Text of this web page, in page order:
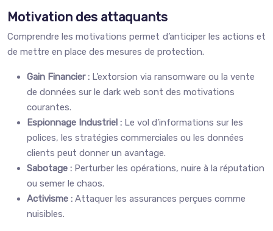
Motivation des attaquants
Comprendre les motivations permet d’anticiper les actions et
de mettre en place des mesures de protection.
Gain Financier : L’extorsion via ransomware ou la vente
de données sur le dark web sont des motivations
courantes.
Espionnage Industriel : Le vol d’informations sur les
polices, les stratégies commerciales ou les données
clients peut donner un avantage.
Sabotage : Perturber les opérations, nuire à la réputation
ou semer le chaos.
Activisme : Attaquer les assurances perçues comme
nuisibles.